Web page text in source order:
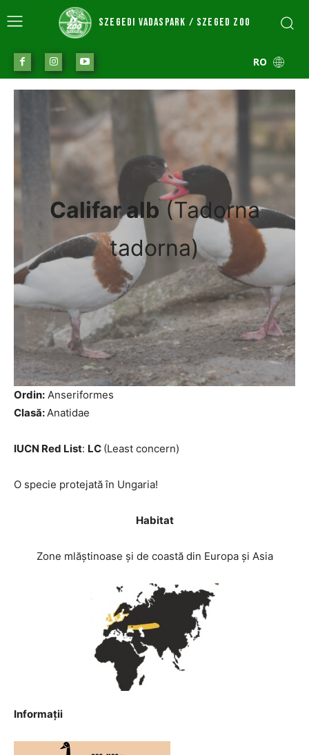
SZEGEDI VADASPARK / SZEGED ZOO
RO
Califar alb (Tadorna
tadorna)
Ordin: Anseriformes
Clasă:Anatidae
IUCN Red List: LC (Least concern)
O specie protejată în Ungaria!
Habitat
Zone mlăștinoase și de coastă din Europa și Asia
Informaţii